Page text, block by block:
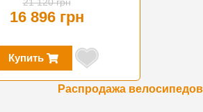
16 896 грн
Купить
Распродажа велосипедов